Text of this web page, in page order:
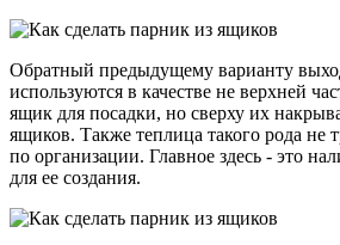
Обратный предыдущему варианту
используются в качестве не верхней
ящик для посадки, но сверху их
ящиков. Также теплица такого рода не
по организации. Главное здесь - это
для ее создания.